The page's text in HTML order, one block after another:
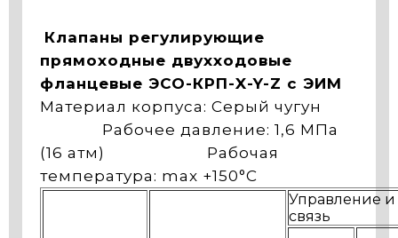
Клапаны регулирующие
прямоходные двухходовые
фланцевые ЭСО-КРП-X-Y-Z с ЭИМ
Материал корпуса: Серый чугун
Рабочее давление: 1,6 МПа
(16 атм) Рабочая
температура: max +150°С
Управление и
связь